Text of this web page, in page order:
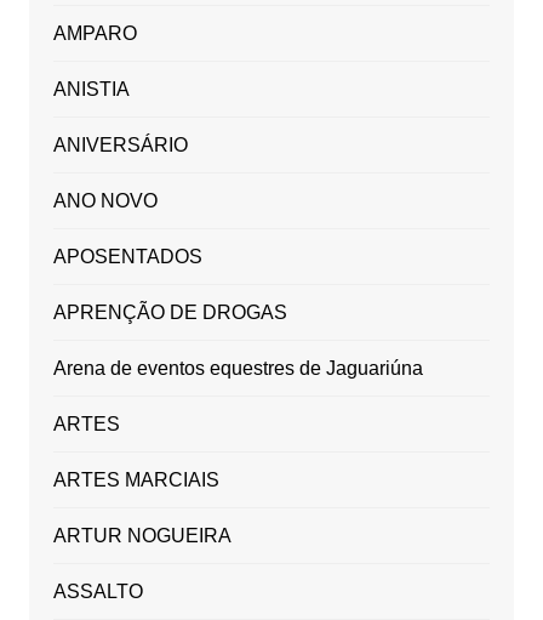
AMPARO
ANISTIA
ANIVERSÁRIO
ANO NOVO
APOSENTADOS
APRENÇÃO DE DROGAS
Arena de eventos equestres de Jaguariúna
ARTES
ARTES MARCIAIS
ARTUR NOGUEIRA
ASSALTO